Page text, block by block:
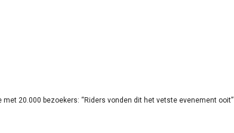
20.000 bezoekers: “Riders vonden dit het vetste evenement ooit”